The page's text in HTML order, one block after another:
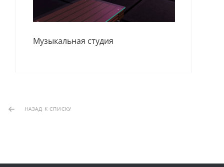
Музыкальная студия
НАЗАД К СПИСКУ